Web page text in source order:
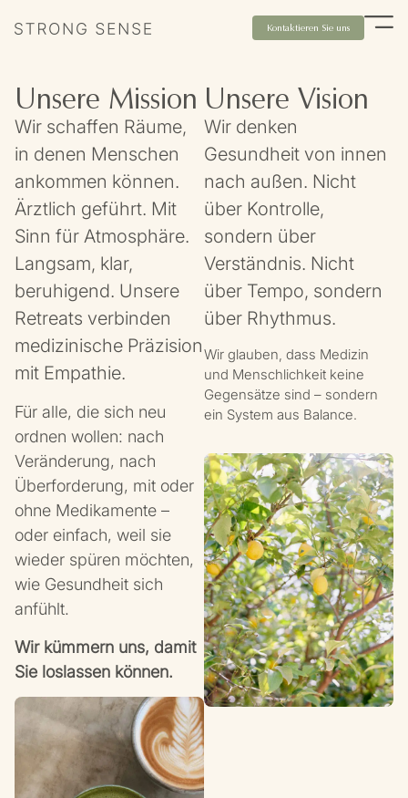
Kontaktieren Sie uns
Unsere Vision
Wir denken
Gesundheit von innen
nach außen. Nicht
über Kontrolle,
sondern über
Verständnis. Nicht
über Tempo, sondern
über Rhythmus.
Wir glauben, dass Medizin
und Menschlichkeit keine
Gegensätze sind – sondern
ein System aus Balance.
Unsere Mission
Wir schaffen Räume,
in denen Menschen
ankommen können.
Ärztlich geführt. Mit
Sinn für Atmosphäre.
Langsam, klar,
beruhigend. Unsere
Retreats verbinden
medizinische Präzision
mit Empathie.
Für alle, die sich neu
ordnen wollen: nach
Veränderung, nach
Überforderung, mit oder
ohne Medikamente –
oder einfach, weil sie
wieder spüren möchten,
wie Gesundheit sich
anfühlt.
Wir kümmern uns, damit
Sie loslassen können.